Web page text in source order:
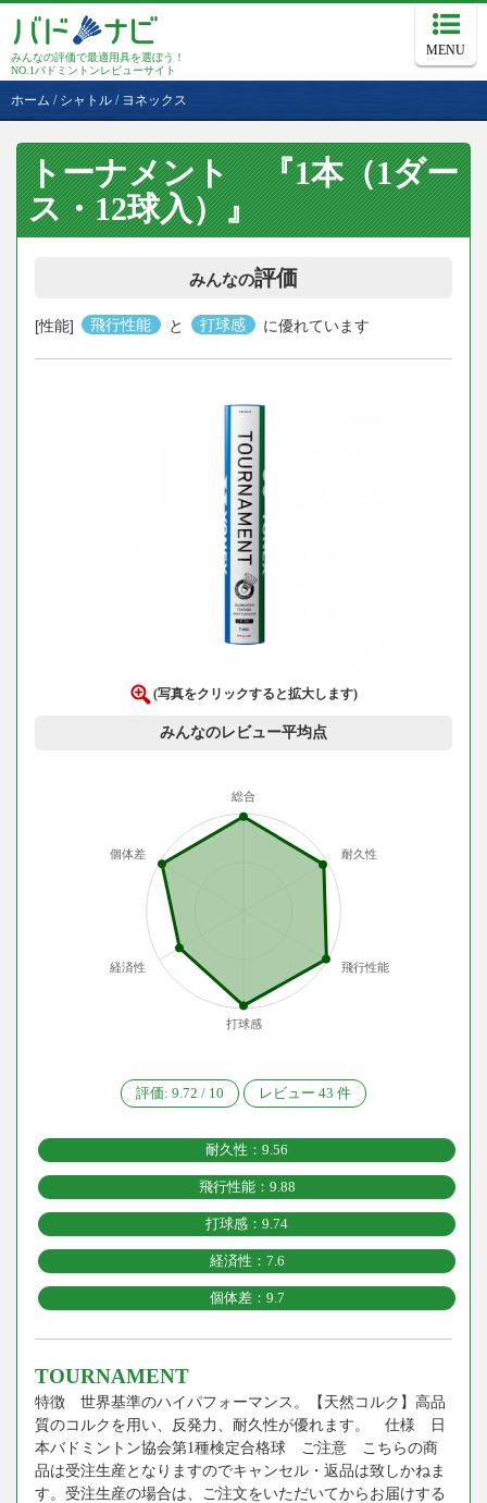
みんなの評価で最適用具を選ぼう！
NO.1バドミントンレビューサイト
MENU
ホーム / シャトル / ヨネックス
トーナメント 『1本（1ダー
ス・12球入）』
みんなの評価
[性能] 飛行性能 と 打球感 に優れています
(写真をクリックすると拡大します)
みんなのレビュー平均点
総合
耐久性
飛行性能
打球感
経済性
個体差
評価: 9.72 / 10 レビュー 43 件
耐久性：9.56
飛行性能：9.88
打球感：9.74
経済性：7.6
個体差：9.7
TOURNAMENT
特徴 世界基準のハイパフォーマンス。【天然コルク】高品
質のコルクを用い、反発力、耐久性が優れます。 仕様 日
本バドミントン協会第1種検定合格球 ご注意 こちらの商
品は受注生産となりますのでキャンセル・返品は致しかねま
す。受注生産の場合は、ご注文をいただいてからお届けする